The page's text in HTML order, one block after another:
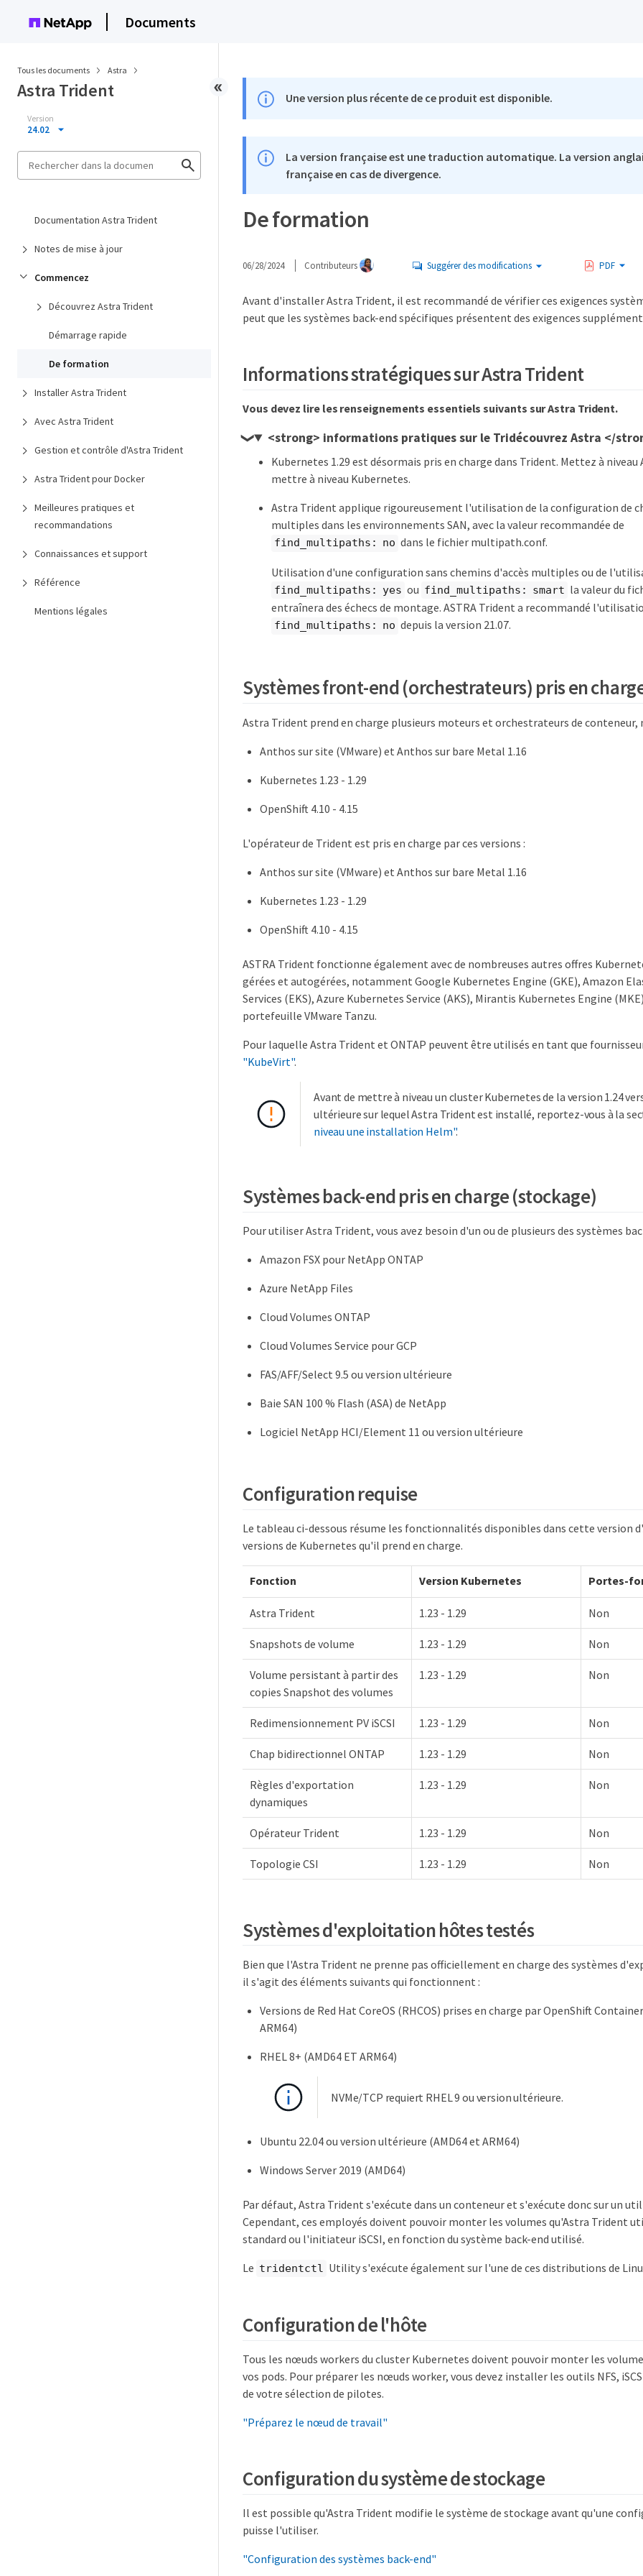
Documents
Tous les documents Astra
Astra Trident
Version
24.02
Documentation Astra Trident
Notes de mise à jour
Commencez
Découvrez Astra Trident
Démarrage rapide
De formation
Installer Astra Trident
Avec Astra Trident
Gestion et contrôle d'Astra Trident
Astra Trident pour Docker
Meilleures pratiques et
recommandations
Connaissances et support
Référence
Mentions légales
Une version plus récente de ce produit est disponible.
La version française est une traduction automatique. La version
française en cas de divergence.
De formation
06/28/2024 Contributeurs Suggérer des modifications PDF
Avant d'installer Astra Trident, il est recommandé de vérifier ces exigences
peut que les systèmes back-end spécifiques présentent des exigences
Informations stratégiques sur Astra Trident
Vous devez lire les renseignements essentiels suivants sur Astra Trident.
<strong> informations pratiques sur le Tridécouvrez Astra </
Kubernetes 1.29 est désormais pris en charge dans Trident. Mettez à
mettre à niveau Kubernetes.
Astra Trident applique rigoureusement l'utilisation de la configuration de
multiples dans les environnements SAN, avec la valeur recommandée de
find_multipaths: no dans le fichier multipath.conf.
Utilisation d'une configuration sans chemins d'accès multiples ou de
find_multipaths: yes ou find_multipaths: smart la valeur du
entraînera des échecs de montage. ASTRA Trident a recommandé
find_multipaths: no depuis la version 21.07.
Systèmes front-end (orchestrateurs) pris en
Astra Trident prend en charge plusieurs moteurs et orchestrateurs de
Anthos sur site (VMware) et Anthos sur bare Metal 1.16
Kubernetes 1.23 - 1.29
OpenShift 4.10 - 4.15
L'opérateur de Trident est pris en charge par ces versions :
Anthos sur site (VMware) et Anthos sur bare Metal 1.16
Kubernetes 1.23 - 1.29
OpenShift 4.10 - 4.15
ASTRA Trident fonctionne également avec de nombreuses autres offres
gérées et autogérées, notamment Google Kubernetes Engine (GKE), Amazon
Services (EKS), Azure Kubernetes Service (AKS), Mirantis Kubernetes Engine
portefeuille VMware Tanzu.
Pour laquelle Astra Trident et ONTAP peuvent être utilisés en tant que
"KubeVirt".
Avant de mettre à niveau un cluster Kubernetes de la version 1.24
ultérieure sur lequel Astra Trident est installé, reportez-vous à la
niveau une installation Helm".
Systèmes back-end pris en charge (stockage)
Pour utiliser Astra Trident, vous avez besoin d'un ou de plusieurs des systèmes
Amazon FSX pour NetApp ONTAP
Azure NetApp Files
Cloud Volumes ONTAP
Cloud Volumes Service pour GCP
FAS/AFF/Select 9.5 ou version ultérieure
Baie SAN 100 % Flash (ASA) de NetApp
Logiciel NetApp HCI/Element 11 ou version ultérieure
Configuration requise
Le tableau ci-dessous résume les fonctionnalités disponibles dans cette version
versions de Kubernetes qu'il prend en charge.
Fonction Version Kubernetes Portes-
Astra Trident 1.23 - 1.29 Non
Snapshots de volume 1.23 - 1.29 Non
Volume persistant à partir des
copies Snapshot des volumes
1.23 - 1.29 Non
Redimensionnement PV iSCSI 1.23 - 1.29 Non
Chap bidirectionnel ONTAP 1.23 - 1.29 Non
Règles d'exportation
dynamiques
1.23 - 1.29 Non
Opérateur Trident 1.23 - 1.29 Non
Topologie CSI 1.23 - 1.29 Non
Systèmes d'exploitation hôtes testés
Bien que l'Astra Trident ne prenne pas officiellement en charge des systèmes
il s'agit des éléments suivants qui fonctionnent :
Versions de Red Hat CoreOS (RHCOS) prises en charge par OpenShift
ARM64)
RHEL 8+ (AMD64 ET ARM64)
NVMe/TCP requiert RHEL 9 ou version ultérieure.
Ubuntu 22.04 ou version ultérieure (AMD64 et ARM64)
Windows Server 2019 (AMD64)
Par défaut, Astra Trident s'exécute dans un conteneur et s'exécute donc sur un
Cependant, ces employés doivent pouvoir monter les volumes qu'Astra Trident
standard ou l'initiateur iSCSI, en fonction du système back-end utilisé.
Le tridentctl Utility s'exécute également sur l'une de ces distributions de
Configuration de l'hôte
Tous les nœuds workers du cluster Kubernetes doivent pouvoir monter les
vos pods. Pour préparer les nœuds worker, vous devez installer les outils NFS,
de votre sélection de pilotes.
"Préparez le nœud de travail"
Configuration du système de stockage
Il est possible qu'Astra Trident modifie le système de stockage avant qu'une
puisse l'utiliser.
"Configuration des systèmes back-end"